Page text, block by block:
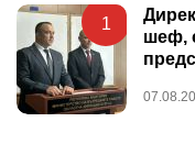
1
шеф,